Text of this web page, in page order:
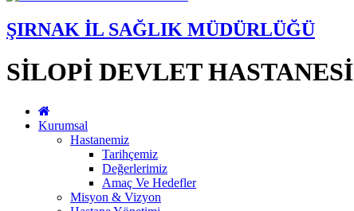
ŞIRNAK İL SAĞLIK MÜDÜRLÜĞÜ
SİLOPİ DEVLET HASTANESİ
Kurumsal
Hastanemiz
Tarihçemiz
Değerlerimiz
Amaç Ve Hedefler
Misyon & Vizyon